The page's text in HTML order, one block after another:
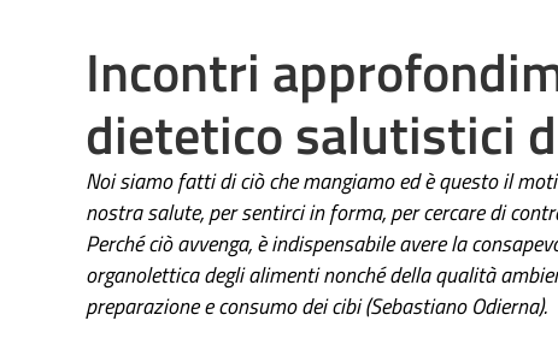
Incontri
dietetico salutistici
Noi siamo fatti di ciò che mangiamo ed è questo il
nostra salute, per sentirci in forma, per cercare di
Perché ciò avvenga, è indispensabile avere la
organolettica degli alimenti nonché della qualità
preparazione e consumo dei cibi (Sebastiano Odierna).